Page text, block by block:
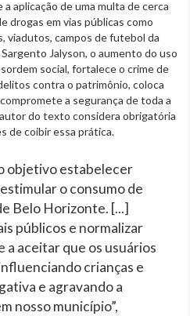
aplicação de uma multa de cerca
drogas em vias públicas como
viadutos, campos de futebol da
Jalyson, o aumento do uso
social, fortalece o crime de
contra o patrimônio, coloca
a segurança de toda a
do texto considera obrigatória
de coibir essa prática.
objetivo estabelecer
o consumo de
Belo Horizonte. [...]
públicos e normalizar
a aceitar que os usuários
crianças e
e agravando a
nosso município”,